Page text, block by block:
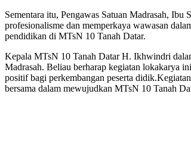
Sementara itu, Pengawas Satuan Madrasah,
profesionalisme dan memperkaya wawasan
pendidikan di MTsN 10 Tanah Datar.
Kepala MTsN 10 Tanah Datar H. Ikhwindri
Madrasah. Beliau berharap kegiatan lokakarya
positif bagi perkembangan peserta
bersama dalam mewujudkan MTsN 10 Tanah